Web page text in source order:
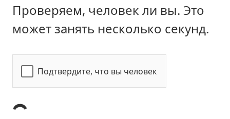
Проверяем, человек ли вы. Это
может занять несколько секунд.
Подтвердите, что вы человек